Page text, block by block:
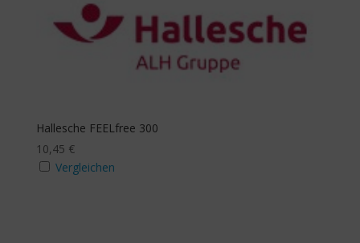
Budgethöhe p.a.
Ja
Hallesche FEELfree 300
10,45 €
Vergleichen